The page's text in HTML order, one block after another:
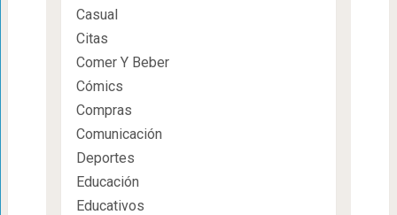
Casual
Citas
Comer Y Beber
Cómics
Compras
Comunicación
Deportes
Educación
Educativos